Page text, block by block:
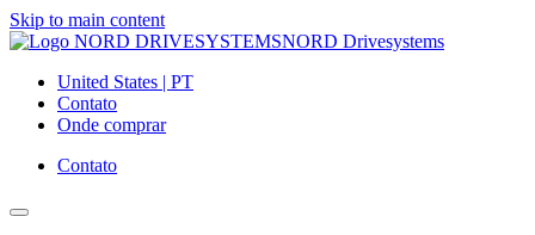
Skip to main content
NORD Drivesystems
United States | PT
Contato
Onde comprar
Contato